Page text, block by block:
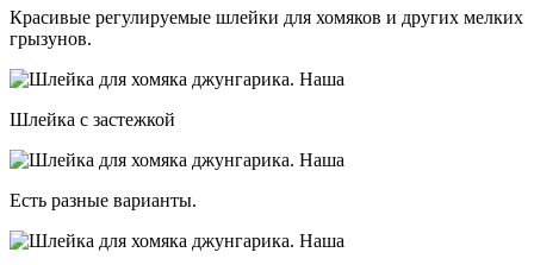
Красивые регулируемые шлейки для хомяков и других мелких
грызунов.
Шлейка с застежкой
Есть разные варианты.